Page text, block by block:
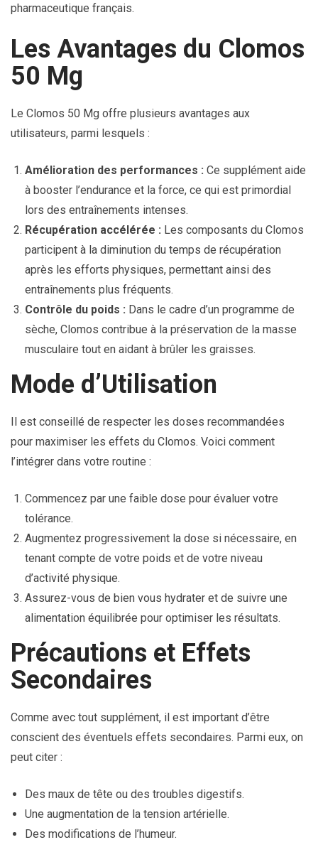
pharmaceutique français.
Les Avantages du Clomos
50 Mg
Le Clomos 50 Mg offre plusieurs avantages aux
utilisateurs, parmi lesquels :
Amélioration des performances : Ce supplément aide
à booster l’endurance et la force, ce qui est primordial
lors des entraînements intenses.
Récupération accélérée : Les composants du Clomos
participent à la diminution du temps de récupération
après les efforts physiques, permettant ainsi des
entraînements plus fréquents.
Contrôle du poids : Dans le cadre d’un programme de
sèche, Clomos contribue à la préservation de la masse
musculaire tout en aidant à brûler les graisses.
Mode d’Utilisation
Il est conseillé de respecter les doses recommandées
pour maximiser les effets du Clomos. Voici comment
l’intégrer dans votre routine :
Commencez par une faible dose pour évaluer votre
tolérance.
Augmentez progressivement la dose si nécessaire, en
tenant compte de votre poids et de votre niveau
d’activité physique.
Assurez-vous de bien vous hydrater et de suivre une
alimentation équilibrée pour optimiser les résultats.
Précautions et Effets
Secondaires
Comme avec tout supplément, il est important d’être
conscient des éventuels effets secondaires. Parmi eux, on
peut citer :
Des maux de tête ou des troubles digestifs.
Une augmentation de la tension artérielle.
Des modifications de l’humeur.